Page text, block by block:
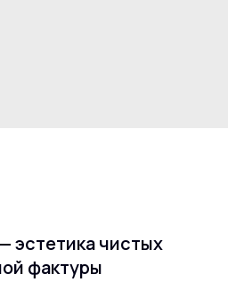
эстетика чистых
фактуры